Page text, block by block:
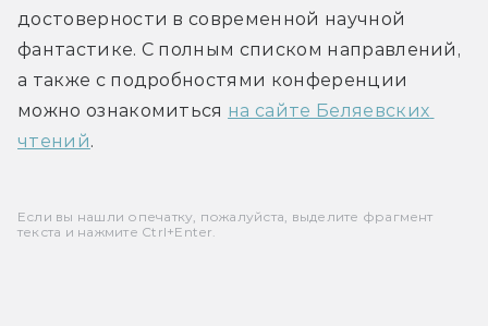
достоверности в современной научной
фантастике. С полным списком направлений,
а также с подробностями конференции
можно ознакомиться на сайте Беляевских
чтений.
Если вы нашли опечатку, пожалуйста, выделите фрагмент
текста и нажмите Ctrl+Enter.